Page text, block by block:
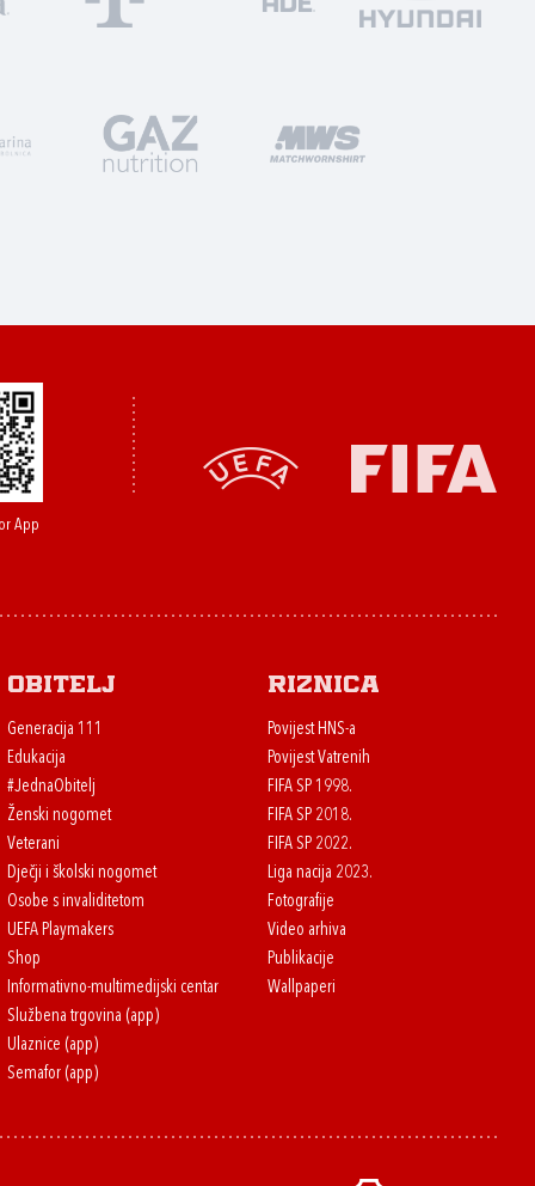
App
Obitelj
Generacija 111
Edukacija
#JednaObitelj
Ženski nogomet
Veterani
Dječji i školski nogomet
Osobe s invaliditetom
UEFA Playmakers
Shop
Informativno-multimedijski centar
Službena trgovina (app)
Ulaznice (app)
Semafor (app)
Riznica
Povijest HNS-a
Povijest Vatrenih
FIFA SP 1998.
FIFA SP 2018.
FIFA SP 2022.
Liga nacija 2023.
Fotografije
Video arhiva
Publikacije
Wallpaperi